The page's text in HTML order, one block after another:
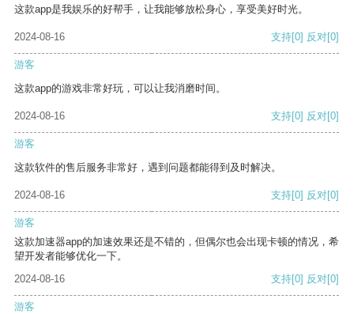
这款app是我娱乐的好帮手，让我能够放松身心，享受美好时光。
2024-08-16 支持[0] 反对[0]
游客
这款app的游戏非常好玩，可以让我消磨时间。
2024-08-16 支持[0] 反对[0]
游客
这款软件的售后服务非常好，遇到问题都能得到及时解决。
2024-08-16 支持[0] 反对[0]
游客
这款加速器app的加速效果还是不错的，但偶尔也会出现卡顿的情况，希
望开发者能够优化一下。
2024-08-16
支持[0] 反对[0]
游客